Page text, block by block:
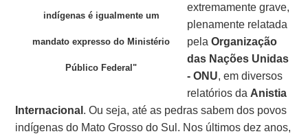
indígenas é igualmente um
mandato expresso do Ministério
Público Federal"
extremamente grave,
plenamente relatada
pelaOrganização
das Nações Unidas
- ONU, em diversos
relatórios da Anistia
Internacional . Ou seja, até as pedras sabem dos povos
indígenas do Mato Grosso do Sul. Nos últimos dez anos,